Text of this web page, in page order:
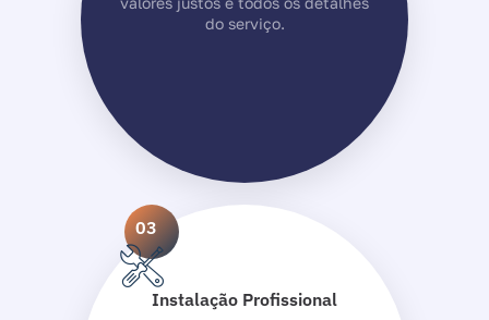
do serviço.
03
Instalação Profissional